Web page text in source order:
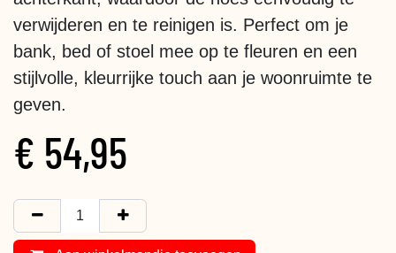
verwijderen en te reinigen is. Perfect om je
bank, bed of stoel mee op te fleuren en een
stijlvolle, kleurrijke touch aan je woonruimte te
geven.
€ 54,95